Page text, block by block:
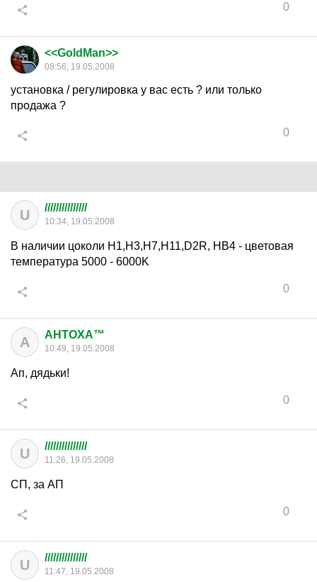
0
<<GoldMan>>
08:56, 19.05.2008
установка / регулировка у вас есть ? или только
продажа ?
0
U ///////////////
10:34, 19.05.2008
В наличии цоколи Н1,H3,Н7,Н11,D2R, HB4 - цветовая
температура 5000 - 6000K
0
A AHTOXA™
10:49, 19.05.2008
Ап, дядьки!
0
U ///////////////
11:26, 19.05.2008
СП, за АП
0
U ///////////////
11:47, 19.05.2008